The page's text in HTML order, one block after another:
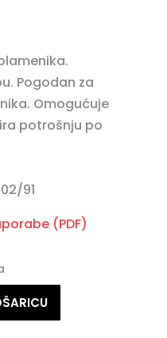
Pogodan za
Omogućuje
potrošnju po
91
(PDF)